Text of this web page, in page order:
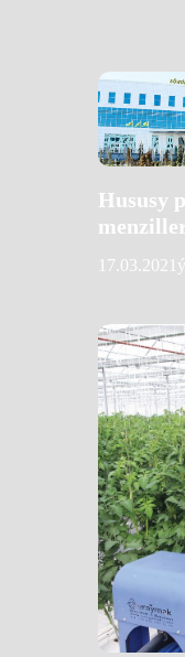
Hususy
17.03.2021ý.